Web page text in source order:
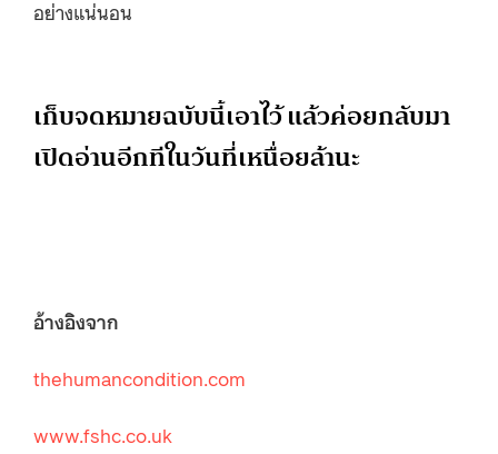
อย่างแน่นอน
เก็บจดหมายฉบับนี้เอาไว้ แล้วค่อยกลับมา
เปิดอ่านอีกทีในวันที่เหนื่อยล้านะ
อ้างอิงจาก
thehumancondition.com
www.fshc.co.uk